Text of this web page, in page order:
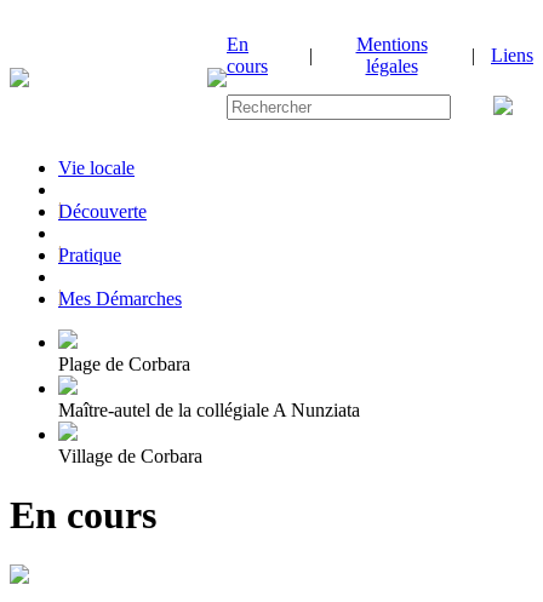
En
cours
|
Mentions
légales
| Liens
Vie locale
|Découverte
|Pratique
|Mes Démarches
Plage de Corbara
Maître-autel de la collégiale A Nunziata
Village de Corbara
En cours